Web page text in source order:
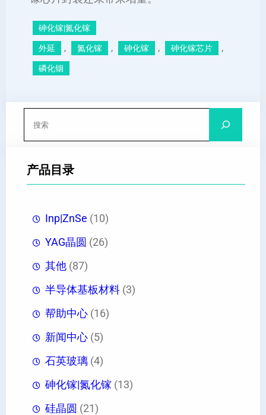
砷化镓|氮化镓
外延 , 氮化镓 , 砷化镓 , 砷化镓芯片 ,
磷化铟
产品目录
Inp|ZnSe (10)
YAG晶圆 (26)
其他 (87)
半导体基板材料 (3)
帮助中心 (16)
新闻中心 (5)
石英玻璃 (4)
砷化镓|氮化镓 (13)
硅晶圆 (21)